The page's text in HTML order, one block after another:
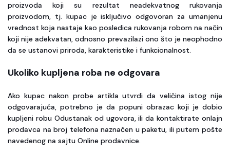
proizvoda koji su rezultat neadekvatnog rukovanja
proizvodom, tj. kupac je isključivo odgovoran za umanjenu
vrednost koja nastaje kao posledica rukovanja robom na način
koji nije adekvatan, odnosno prevazilazi ono što je neophodno
da se ustanovi priroda, karakteristike i funkcionalnost.
Ukoliko kupljena roba ne odgovara
Ako kupac nakon probe artikla utvrdi da veličina istog nije
odgovarajuća, potrebno je da popuni obrazac koji je dobio
kupljeni robu Odustanak od ugovora, ili da kontaktirate onlajn
prodavca na broj telefona naznačen u paketu, ili putem pošte
navedenog na sajtu Online prodavnice.